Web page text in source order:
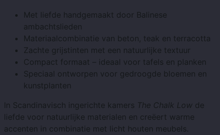
Met liefde handgemaakt door Balinese
ambachtslieden
Materiaalcombinatie van beton, teak en terracotta
Zachte grijstinten met een natuurlijke textuur
Compact formaat – ideaal voor tafels en planken
Speciaal ontworpen voor gedroogde bloemen en
kunstplanten
In Scandinavisch ingerichte kamers The Chalk Low de
liefde voor natuurlijke materialen en creëert warme
accenten in combinatie met licht houten meubels.